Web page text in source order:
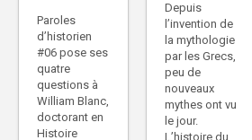
Paroles
d’historien
#06 pose ses
quatre
questions à
William Blanc,
doctorant en
Histoire
Depuis
l’invention de
la mythologie
par les Grecs,
peu de
nouveaux
mythes ont vu
le jour.
L’histoire du